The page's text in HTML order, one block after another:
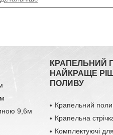
9,6м
КРАПЕЛЬНИЙ
НАЙКРАЩЕ
ПОЛИВУ
Крапельний
Крапельна
Комплектуючі